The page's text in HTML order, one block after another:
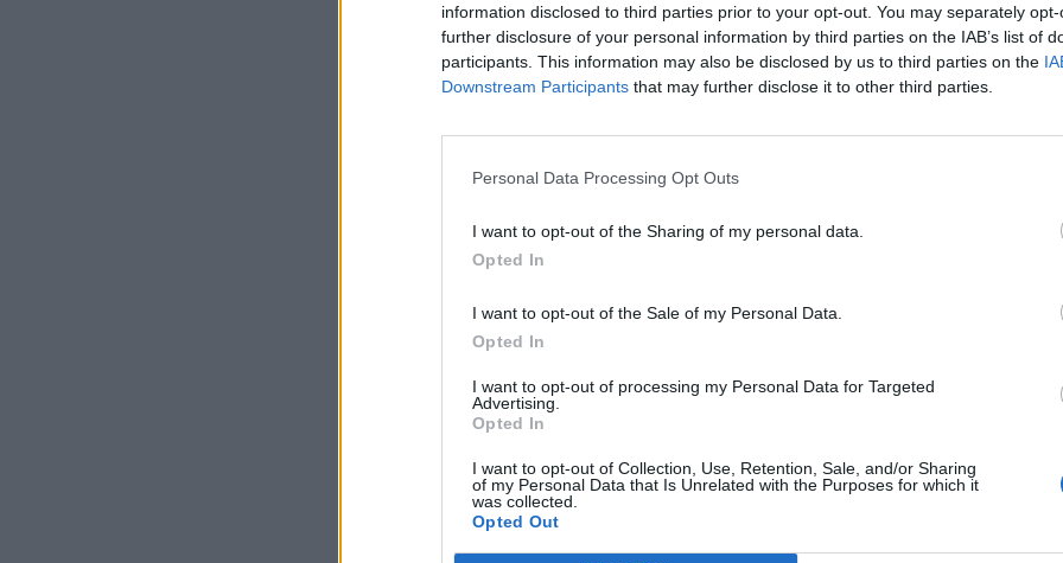
information disclosed to third parties prior to your opt-out. You may separately
further disclosure of your personal information by third parties on the IAB’s list of
participants. This information may also be disclosed by us to third parties on the
Downstream Participants that may further disclose it to other third parties.
Personal Data Processing Opt Outs
I want to opt-out of the Sharing of my personal data.
Opted In
I want to opt-out of the Sale of my Personal Data.
Opted In
I want to opt-out of processing my Personal Data for Targeted
Advertising.
Opted In
I want to opt-out of Collection, Use, Retention, Sale, and/or Sharing
of my Personal Data that Is Unrelated with the Purposes for which it
was collected.
Opted Out